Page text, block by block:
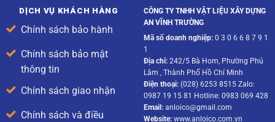
DỊCH VỤ KHÁCH HÀNG
Chính sách bảo hành
Chính sách bảo mật
thông tin
Chính sách giao nhận
Chính sách và điều
CÔNG TY TNHH VẬT LIỆU XÂY DỰNG
AN VĨNH TRƯỜNG
Mã số doanh nghiệp:0 3 0 6 6 8 7 9 1
1
Địa chỉ:242/5 Bà Hom, Phường Phú
Lâm , Thành Phố Hồ Chí Minh
Điện thoại:(028) 6253 8515 Zalo:
0987 19 15 81 Hotline: 0983 069 428
Email:anloico@gmail.com
Website:www.anloico.com.vn